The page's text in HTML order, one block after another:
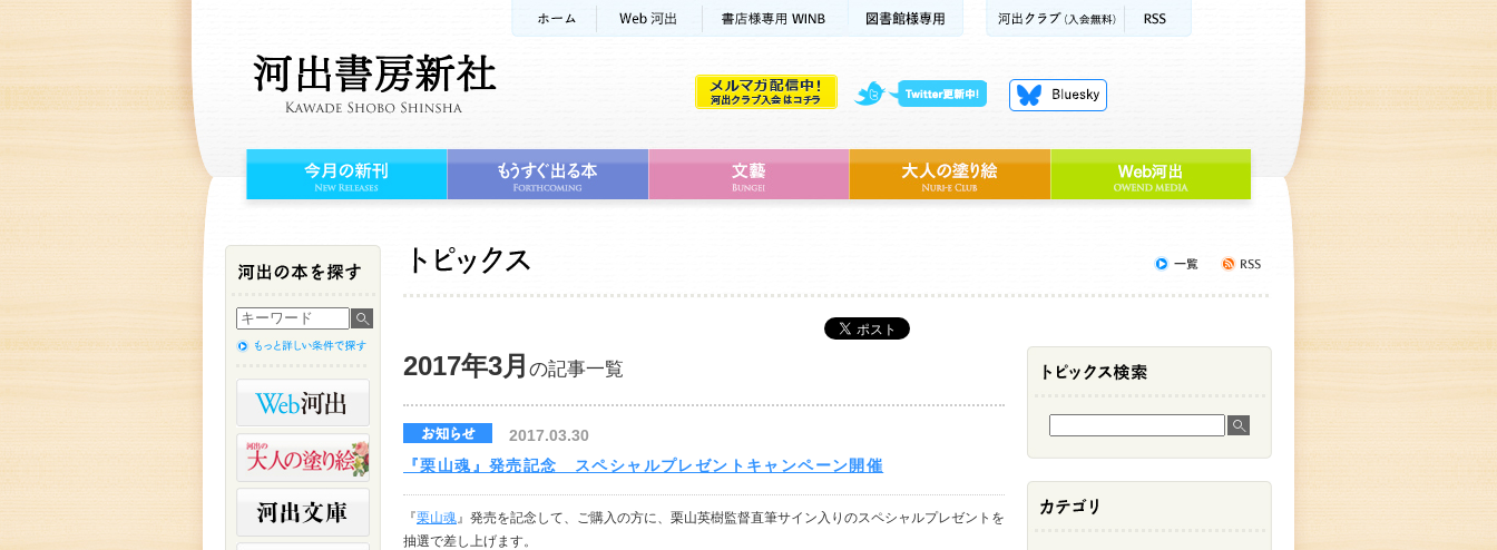
2017年3月 の記事一覧
2017.03.30
『栗山魂』発売記念 スペシャルプレゼントキャンペーン開催
『栗山魂』発売を記念して、ご購入の方に、栗山英樹監督直筆サイン入りのスペシャルプレゼントを
抽選で差し上げます。